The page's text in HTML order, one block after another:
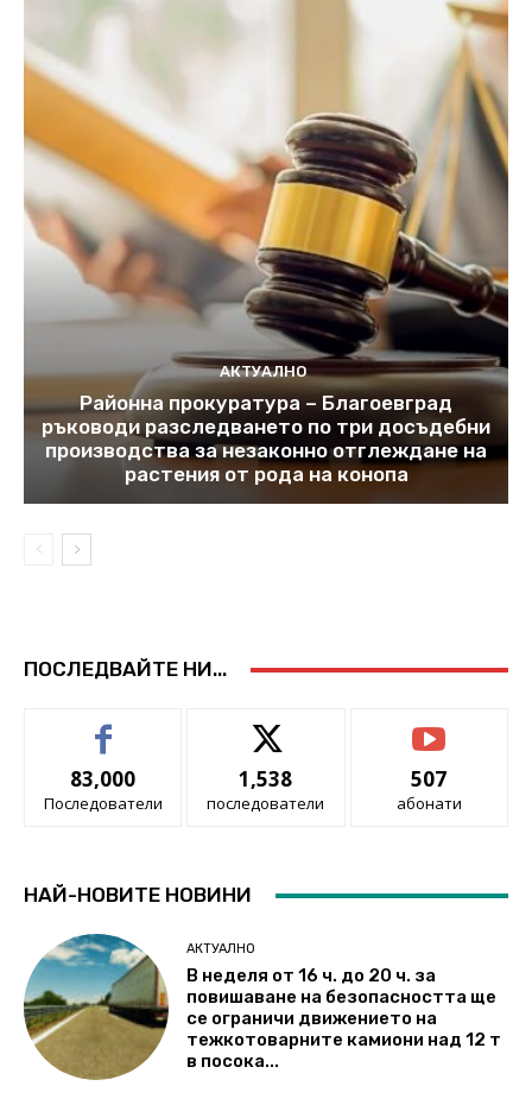
АКТУАЛНО
Районна прокуратура – Благоевград
ръководи разследването по три досъдебни
производства за незаконно отглеждане на
растения от рода на конопа
ПОСЛЕДВАЙТЕ НИ...
83,000
Последователи
1,538
последователи
507
абонати
НАЙ-НОВИТЕ НОВИНИ
АКТУАЛНО
В неделя от 16 ч. до 20 ч. за
повишаване на безопасността ще
се ограничи движението на
тежкотоварните камиони над 12 т
в посока...